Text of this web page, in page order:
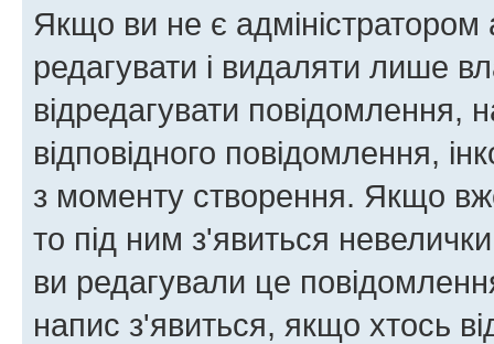
Якщо ви не є
редагувати і видаляти лише
відредагувати повідомлення,
відповідного повідомлення,
з моменту створення. Якщо
то під ним з'явиться
ви редагували це
напис з'явиться, якщо хтось